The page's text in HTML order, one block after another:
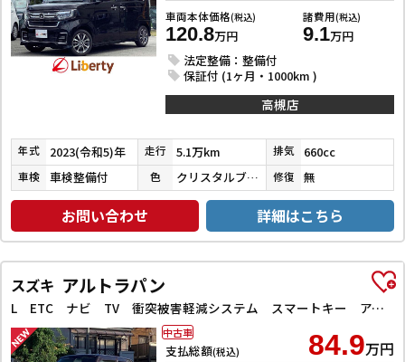
車両本体価格(税込)
120.8万円
諸費用(税込)
9.1万円
法定整備：整備付
保証付 (1ヶ月・1000km )
高槻店
年式 2023(令和5)年 走行 5.1万km 排気 660cc
車検 車検整備付 色 クリスタルブラックパール 修復 無
お問い合わせ 詳細はこちら
スズキ アルトラパン
L ETC ナビ TV 衝突被害軽減システム スマートキー アイドリングストップ 電動格納ミラー シートヒーター ベンチシート CVT 盗難防止システム ABS ESC CD 衝突安全ボディ エアコン
支払総額(税込) 84.9万円
中古車